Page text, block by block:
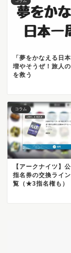
「夢をかなえる日
増やそうぜ！旅人
を救う
コラム
【アークナイツ】
指名券の交換ライ
覧（★3指名権も）